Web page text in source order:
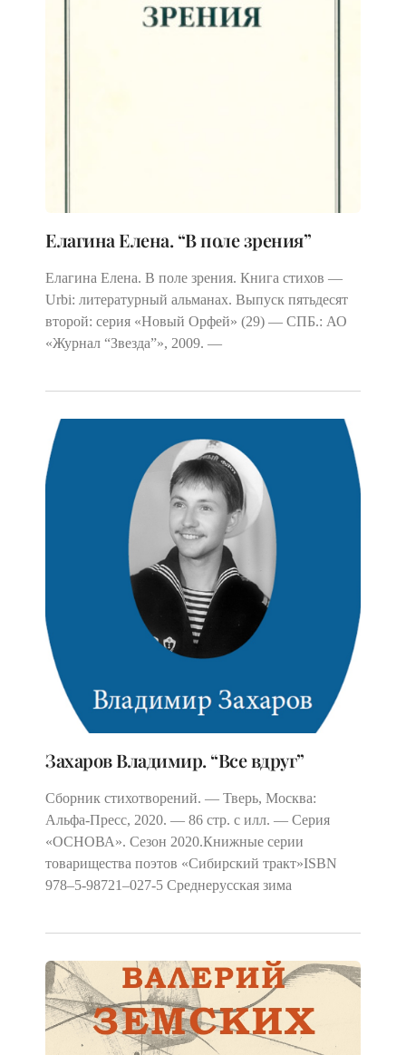
Елагина Елена. “В поле зрения”
Елагина Елена. В поле зрения. Книга стихов —
Urbi: литера­турный альманах. Выпуск пятьдесят
второй: серия «Новый Орфей» (29) — СПБ.: АО
«Журнал “Звезда”», 2009. —
Захаров Владимир. “Все вдруг”
Сборник стихотворений. — Тверь, Москва:
Альфа-Пресс, 2020. — 86 стр. с илл. — Серия
«ОСНОВА». Сезон 2020.Книжные серии
товарищества поэтов «Сибирский тракт»ISBN
978–5‑98721–027‑5 Среднерусская зима